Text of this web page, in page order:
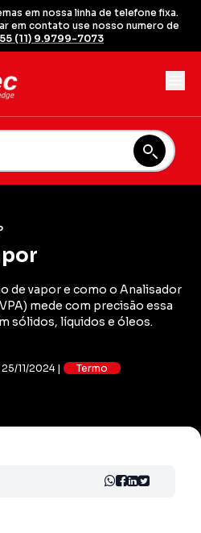
em nossa linha de telefone fixa.
em contato use nosso numero de
(11) 9.9799-7073
de vapor e como o Analisador
mede com precisão essa
sólidos, líquidos e óleos.
11/2024 | Termo